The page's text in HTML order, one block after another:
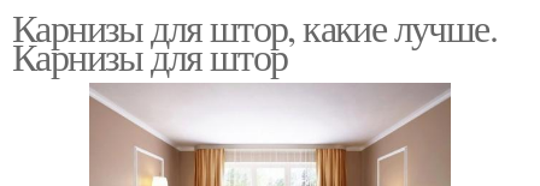
Карнизы для штор, какие лучше.
Карнизы для штор